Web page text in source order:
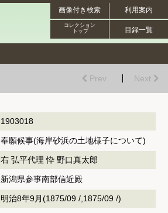
利用案内
画像付き検索
目録一覧
コレクション
トップ
Prev. Next
1903018
奉願候事(海岸砂浜の土地様子について)
右 弘平代理 忰 野口真太郎
新潟県参事南部信近殿
明治8年9月(1875/09 /,1875/09 /)